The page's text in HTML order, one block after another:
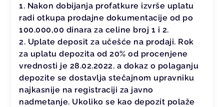
1. Nakon dobijanja profatkure izvrše uplatu
radi otkupa prodajne dokumentacije od po
100.000,00 dinara za celine broj 1 i 2.
2. Uplate deposit za učešće na prodaji. Rok
za uplatu depozita od 20% od procenjene
vrednosti je 28.02.2022. a dokaz o polaganju
depozite se dostavlja stečajnom upravniku
najkasnije na registraciji za javno
nadmetanje. Ukoliko se kao depozit polaže